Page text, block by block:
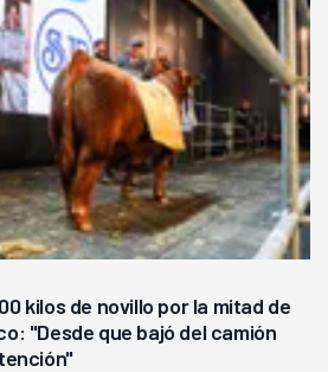
kilos de novillo por la mitad de
"Desde que bajó del camión